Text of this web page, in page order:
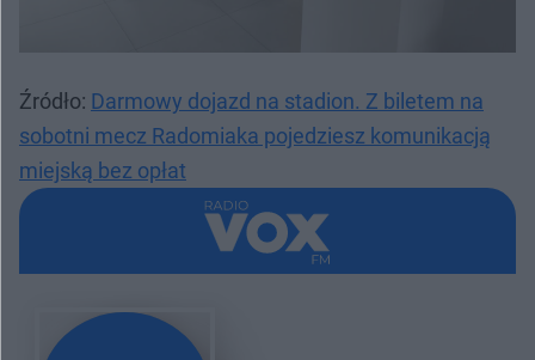
Źródło: Darmowy dojazd na stadion. Z biletem na
sobotni mecz Radomiaka pojedziesz komunikacją
miejską bez opłat